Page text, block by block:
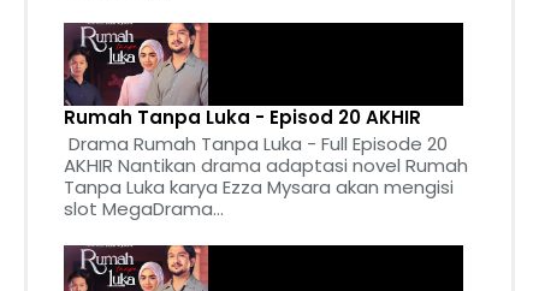
Rumah Tanpa Luka - Episod 20 AKHIR
Drama Rumah Tanpa Luka - Full Episode 20
AKHIR Nantikan drama adaptasi novel Rumah
Tanpa Luka karya Ezza Mysara akan mengisi
slot MegaDrama...